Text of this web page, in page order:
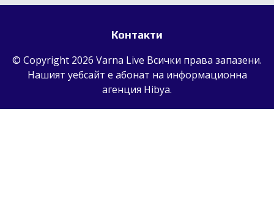
Контакти
© Copyright 2026 Varna Live Всички права запазени.
Нашият уебсайт е абонат на информационна
агенция Hibya.